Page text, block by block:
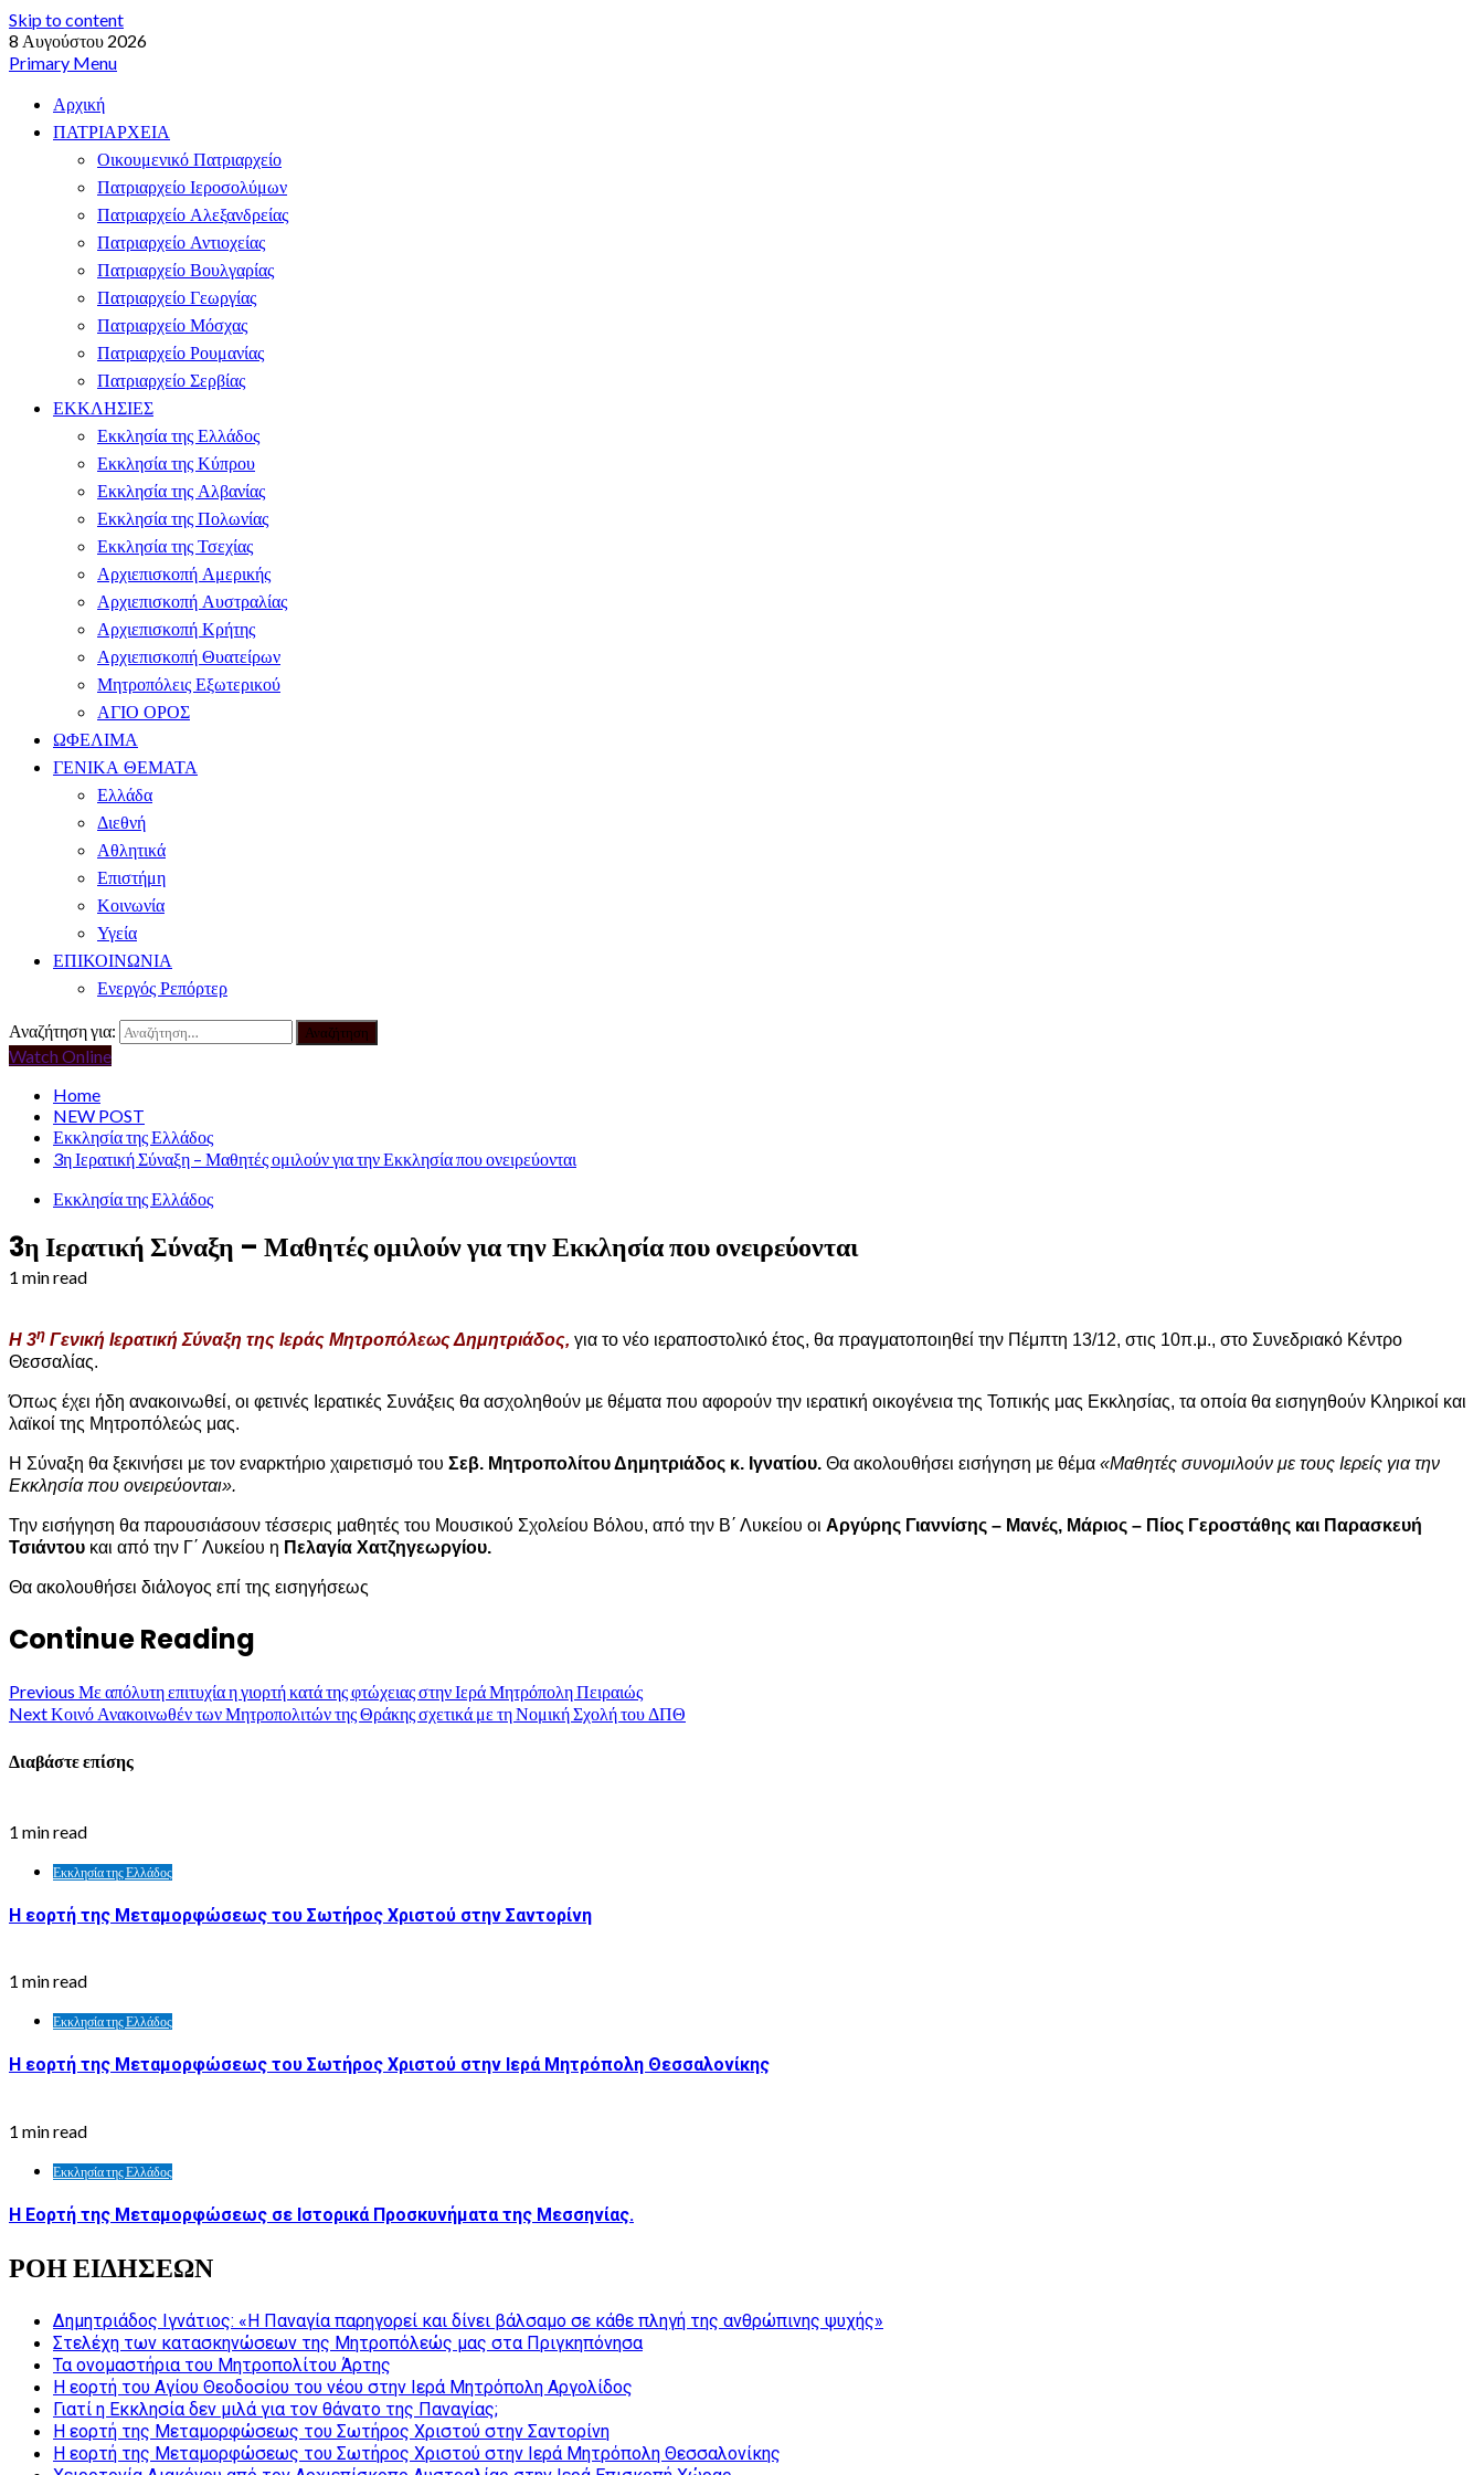
Skip to content
8 Αυγούστου 2026
Primary Menu
Αρχική
ΠΑΤΡΙΑΡΧΕΙΑ
Οικουμενικό Πατριαρχείο
Πατριαρχείο Ιεροσολύμων
Πατριαρχείο Αλεξανδρείας
Πατριαρχείο Αντιοχείας
Πατριαρχείο Βουλγαρίας
Πατριαρχείο Γεωργίας
Πατριαρχείο Μόσχας
Πατριαρχείο Ρουμανίας
Πατριαρχείο Σερβίας
ΕΚΚΛΗΣΙΕΣ
Εκκλησία της Ελλάδος
Εκκλησία της Κύπρου
Εκκλησία της Αλβανίας
Εκκλησία της Πολωνίας
Εκκλησία της Τσεχίας
Αρχιεπισκοπή Αμερικής
Αρχιεπισκοπή Αυστραλίας
Αρχιεπισκοπή Κρήτης
Αρχιεπισκοπή Θυατείρων
Μητροπόλεις Εξωτερικού
ΑΓΙΟ ΟΡΟΣ
ΩΦΕΛΙΜΑ
ΓΕΝΙΚΑ ΘΕΜΑΤΑ
Ελλάδα
Διεθνή
Αθλητικά
Επιστήμη
Κοινωνία
Υγεία
ΕΠΙΚΟΙΝΩΝΙΑ
Ενεργός Ρεπόρτερ
Αναζήτηση για:
Watch Online
Home
NEW POST
Εκκλησία της Ελλάδος
3η Ιερατική Σύναξη – Μαθητές ομιλούν για την Εκκλησία που ονειρεύονται
Εκκλησία της Ελλάδος
3η Ιερατική Σύναξη – Μαθητές ομιλούν για την Εκκλησία που ονειρεύονται
1 min read
Η 3η Γενική Ιερατική Σύναξη της Ιεράς Μητροπόλεως Δημητριάδος, για το νέο ιεραποστολικό έτος, θα πραγματοποιηθεί την Πέμπτη 13/12, στις 10π.μ., στο Συνεδριακό Κέντρο
Θεσσαλίας.
Όπως έχει ήδη ανακοινωθεί, οι φετινές Ιερατικές Συνάξεις θα ασχοληθούν με θέματα που αφορούν την ιερατική οικογένεια της Τοπικής μας Εκκλησίας, τα οποία θα εισηγηθούν Κληρικοί και
λαϊκοί της Μητροπόλεώς μας.
Η Σύναξη θα ξεκινήσει με τον εναρκτήριο χαιρετισμό του Σεβ. Μητροπολίτου Δημητριάδος κ. Ιγνατίου. Θα ακολουθήσει εισήγηση με θέμα «Μαθητές συνομιλούν με τους Ιερείς για την
Εκκλησία που ονειρεύονται».
Την εισήγηση θα παρουσιάσουν τέσσερις μαθητές του Μουσικού Σχολείου Βόλου, από την Β΄ Λυκείου οι Αργύρης Γιαννίσης – Μανές, Μάριος – Πίος Γεροστάθης και Παρασκευή
Τσιάντου και από την Γ΄ Λυκείου η Πελαγία Χατζηγεωργίου.
Θα ακολουθήσει διάλογος επί της εισηγήσεως
Continue Reading
Previous Με απόλυτη επιτυχία η γιορτή κατά της φτώχειας στην Ιερά Μητρόπολη Πειραιώς
NextΚοινό Ανακοινωθέν των Μητροπολιτών της Θράκης σχετικά με τη Νομική Σχολή του ΔΠΘ
Διαβάστε επίσης
1 min read
Εκκλησία της Ελλάδος
Η εορτή της Μεταμορφώσεως του Σωτήρος Χριστού στην Σαντορίνη
1 min read
Εκκλησία της Ελλάδος
Η εορτή της Μεταμορφώσεως του Σωτήρος Χριστού στην Ιερά Μητρόπολη Θεσσαλονίκης
1 min read
Εκκλησία της Ελλάδος
Η Εορτή της Μεταμορφώσεως σε Ιστορικά Προσκυνήματα της Μεσσηνίας.
ΡΟΗ ΕΙΔΗΣΕΩΝ
Δημητριάδος Ιγνάτιος: «Η Παναγία παρηγορεί και δίνει βάλσαμο σε κάθε πληγή της ανθρώπινης ψυχής»
Στελέχη των κατασκηνώσεων της Μητροπόλεώς μας στα Πριγκηπόνησα
Τα ονομαστήρια του Μητροπολίτου Άρτης
Η εορτή του Αγίου Θεοδοσίου του νέου στην Ιερά Μητρόπολη Αργολίδος
Γιατί η Εκκλησία δεν μιλά για τον θάνατο της Παναγίας;
Η εορτή της Μεταμορφώσεως του Σωτήρος Χριστού στην Σαντορίνη
Η εορτή της Μεταμορφώσεως του Σωτήρος Χριστού στην Ιερά Μητρόπολη Θεσσαλονίκης